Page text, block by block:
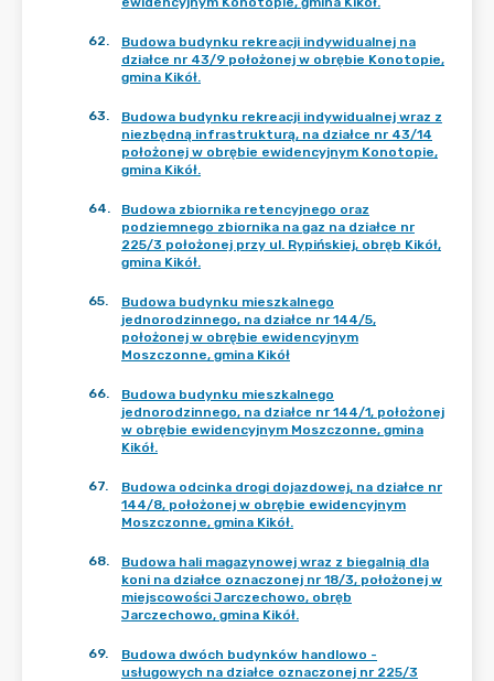
62.
Budowa budynku rekreacji indywidualnej na
działce nr 43/9 położonej w obrębie Konotopie,
gmina Kikół.
63.
Budowa budynku rekreacji indywidualnej wraz z
niezbędną infrastrukturą, na działce nr 43/14
położonej w obrębie ewidencyjnym Konotopie,
gmina Kikół.
64.
Budowa zbiornika retencyjnego oraz
podziemnego zbiornika na gaz na działce nr
225/3 położonej przy ul. Rypińskiej, obręb Kikół,
gmina Kikół.
65.
Budowa budynku mieszkalnego
jednorodzinnego, na działce nr 144/5,
położonej w obrębie ewidencyjnym
Moszczonne, gmina Kikół
66.
Budowa budynku mieszkalnego
jednorodzinnego, na działce nr 144/1, położonej
w obrębie ewidencyjnym Moszczonne, gmina
Kikół.
67.
Budowa odcinka drogi dojazdowej, na działce nr
144/8, położonej w obrębie ewidencyjnym
Moszczonne, gmina Kikół.
68.
Budowa hali magazynowej wraz z biegalnią dla
koni na działce oznaczonej nr 18/3, położonej w
miejscowości Jarczechowo, obręb
Jarczechowo, gmina Kikół.
69.
Budowa dwóch budynków handlowo -
usługowych na działce oznaczonej nr 225/3